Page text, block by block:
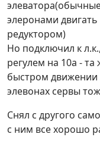
элеронами
редуктором)
Но подключил к
регулем на 10а -
быстром движении
элевонах сервы
Снял с другого
с ним все хорошо